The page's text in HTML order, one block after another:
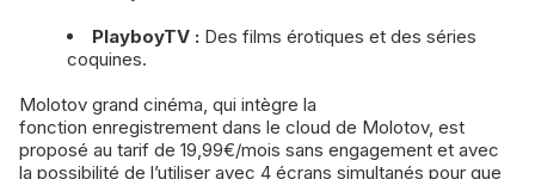
PlayboyTV : Des films érotiques et des séries
coquines.
Molotov grand cinéma, qui intègre la
fonction enregistrement dans le cloud de Molotov, est
proposé au tarif de 19,99€/mois sans engagement et avec
la possibilité de l’utiliser avec 4 écrans simultanés pour que